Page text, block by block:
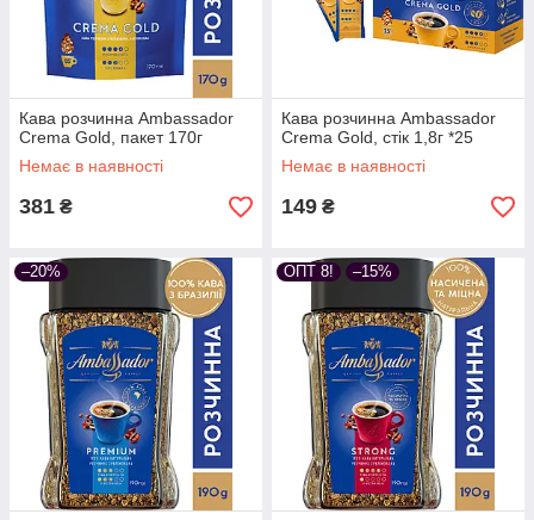
Кава розчинна Ambassador
Crema Gold, пакет 170г
Немає в наявності
381 ₴
Кава розчинна Ambassador
Crema Gold, стік 1,8г *25
Немає в наявності
149 ₴
–20% ОПТ 8! –15%